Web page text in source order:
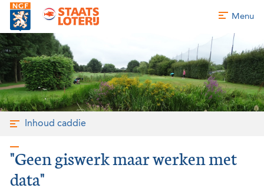
Menu
Inhoud caddie
"Geen giswerk maar werken met
data"